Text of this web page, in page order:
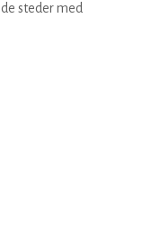
steder med